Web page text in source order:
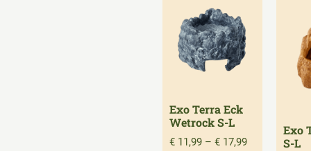
Exo Terra Eck
Wetrock S-L
€ 11,99 – € 17,99
Exo
S-L